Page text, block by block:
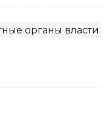
органы власти